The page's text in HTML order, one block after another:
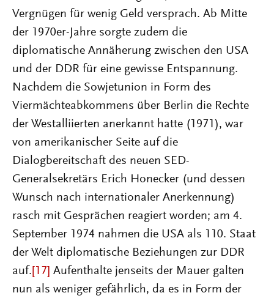
Vergnügen für wenig Geld versprach. Ab Mitte
der 1970er-Jahre sorgte zudem die
diplomatische Annäherung zwischen den USA
und der DDR für eine gewisse Entspannung.
Nachdem die Sowjetunion in Form des
Viermächteabkommens über Berlin die Rechte
der Westalliierten anerkannt hatte (1971), war
von amerikanischer Seite auf die
Dialogbereitschaft des neuen SED-
Generalsekretärs Erich Honecker (und dessen
Wunsch nach internationaler Anerkennung)
rasch mit Gesprächen reagiert worden; am 4.
September 1974 nahmen die USA als 110. Staat
der Welt diplomatische Beziehungen zur DDR
auf. [17] Aufenthalte jenseits der Mauer galten
nun als weniger gefährlich, da es in Form der